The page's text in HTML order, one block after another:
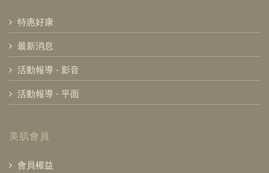
特惠好康
最新消息
活動報導 - 影音
活動報導 - 平面
美肌會員
會員權益